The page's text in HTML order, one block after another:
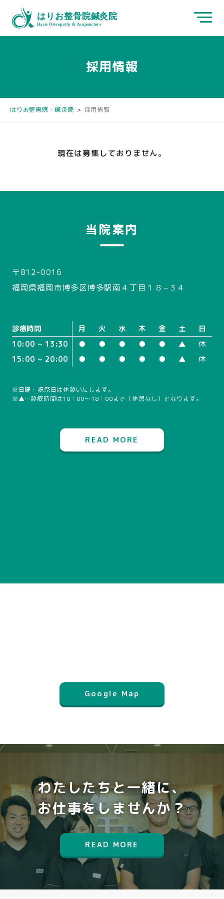
採用情報
はりお整骨院・鍼灸院 > 採用情報
現在は募集しておりません。
当院案内
READ MORE
〒812-0016
福岡県福岡市博多区博多駅南４丁目１８−３４
診療時間 月 火 水 木 金 土
日
10:00 ~ 13:30
● ● ● ● ● ▲
休
15:00 ~ 20:00
● ● ● ● ● ▲ 休
※日曜・祝祭日は休診いたします。
※▲…診療時間は10：00～18：00まで（休憩なし）となります。
Google Map
わたしたちと一緒に、
お仕事をしませんか？
READ MORE